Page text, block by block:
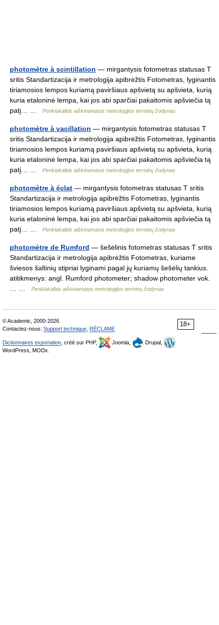
photomètre à scintillation — mirgantysis fotometras statusas T
sritis Standartizacija ir metrologija apibrėžtis Fotometras, lyginantis
tiriamosios lempos kuriamą paviršiaus apšvietą su apšvieta, kurią
kuria etaloninė lempa, kai jos abi sparčiai pakaitomis apšviečia tą
patį… …
Penkiakalbis aiškinamasis metrologijos terminų žodynas
photomètre à vacillation — mirgantysis fotometras statusas T
sritis Standartizacija ir metrologija apibrėžtis Fotometras, lyginantis
tiriamosios lempos kuriamą paviršiaus apšvietą su apšvieta, kurią
kuria etaloninė lempa, kai jos abi sparčiai pakaitomis apšviečia tą
patį… …
Penkiakalbis aiškinamasis metrologijos terminų žodynas
photomètre à éclat — mirgantysis fotometras statusas T sritis
Standartizacija ir metrologija apibrėžtis Fotometras, lyginantis
tiriamosios lempos kuriamą paviršiaus apšvietą su apšvieta, kurią
kuria etaloninė lempa, kai jos abi sparčiai pakaitomis apšviečia tą
patį… …
Penkiakalbis aiškinamasis metrologijos terminų žodynas
photomètre de Rumford — šešėlinis fotometras statusas T sritis
Standartizacija ir metrologija apibrėžtis Fotometras, kuriame
šviesos šaltinių stipriai lyginami pagal jų kuriamų šešėlių tankius.
atitikmenys: angl. Rumford photometer; shadow photometer vok.
Penkiakalbis aiškinamasis metrologijos terminų žodynas
18+
© Academic, 2000-2026
Contactez-nous: Support technique RÉCLAME
Dictionnaires exportation , créé sur PHP, Joomla,
Drupal,
WordPress, MODx.